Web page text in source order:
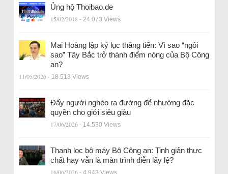
Ủng hộ Thoibao.de
15/02/2018 - 24.073 Views
Mai Hoàng lập kỷ lục thăng tiến: Vì sao “ngôi
sao” Tây Bắc trở thành điểm nóng của Bộ Công
an?
11/05/2026 - 18.513 Views
Đẩy người nghèo ra đường để nhường đặc
quyền cho giới siêu giàu
17/06/2026 - 14.530 Views
Thanh lọc bộ máy Bộ Công an: Tinh giản thực
chất hay vẫn là màn trình diễn lấy lệ?
16/06/2026 - 4.943 Views